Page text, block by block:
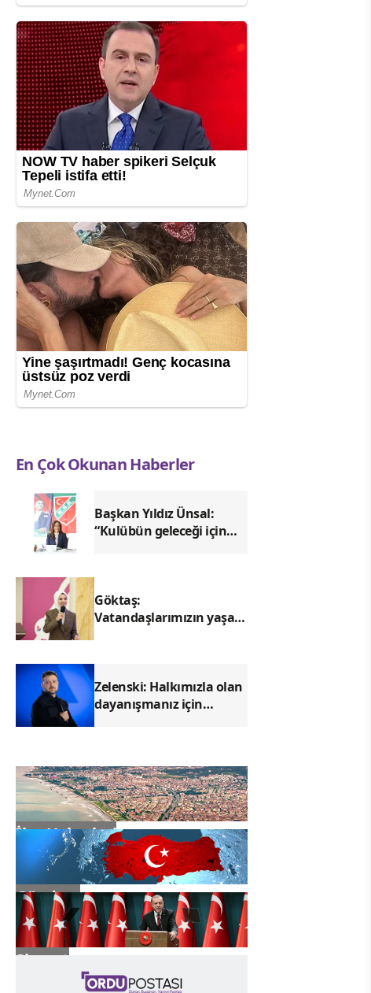
En Çok Okunan Haberler
Başkan Yıldız Ünsal:
“Kulübün geleceği için
Göktaş:
Vatandaşlarımızın yaşam
Zelenski: Halkımızla olan
dayanışmanız için
İlçe Haberleri
Gündem
Siyaset